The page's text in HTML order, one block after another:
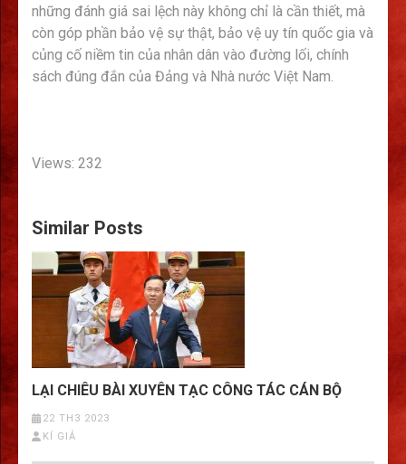
những đánh giá sai lệch này không chỉ là cần thiết, mà
còn góp phần bảo vệ sự thật, bảo vệ uy tín quốc gia và
củng cố niềm tin của nhân dân vào đường lối, chính
sách đúng đắn của Đảng và Nhà nước Việt Nam.
Views: 232
Similar Posts
LẠI CHIÊU BÀI XUYÊN TẠC CÔNG TÁC CÁN BỘ
22 TH3 2023
KÍ GIẢ